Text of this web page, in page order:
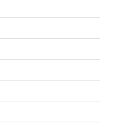
April 2019
März 2019